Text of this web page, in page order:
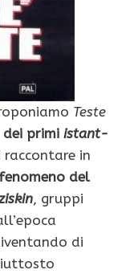
Teste
dei primi istant-
raccontare in
del
, gruppi
di